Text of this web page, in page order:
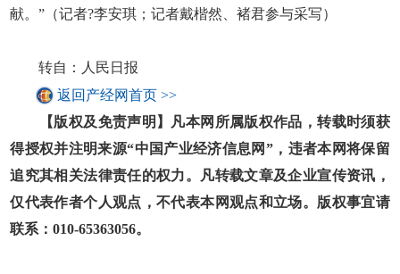
献。”（记者?李安琪；记者戴楷然、褚君参与采写）
转自：人民日报
返回产经网首页 >>
【版权及免责声明】凡本网所属版权作品，转载时须获
得授权并注明来源“中国产业经济信息网”，违者本网将保留
追究其相关法律责任的权力。凡转载文章及企业宣传资讯，
仅代表作者个人观点，不代表本网观点和立场。版权事宜请
联系：010-65363056。